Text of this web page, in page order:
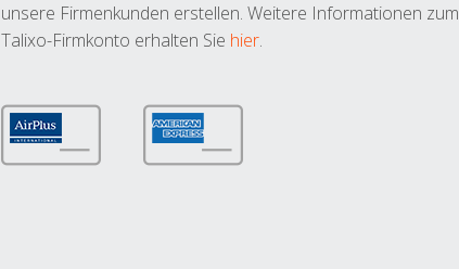
unsere Firmenkunden erstellen. Weitere Informationen zum
Talixo-Firmkonto erhalten Sie hier.